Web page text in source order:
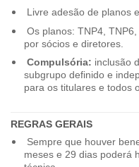
Livre adesão de planos
Os planos: TNP4,
por sócios e diretores.
Compulsória: inclusão
subgrupo definido e
para os titulares e todos
REGRAS GERAIS
Sempre que houver
meses e 29 dias poderá